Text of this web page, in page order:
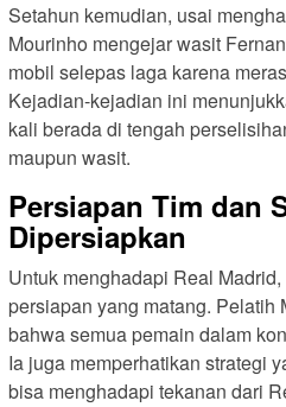
Setahun kemudian, usai
Mourinho mengejar wasit
mobil selepas laga karena
Kejadian-kejadian ini
kali berada di tengah
maupun wasit.
Persiapan Tim dan
Dipersiapkan
Untuk menghadapi Real
persiapan yang matang. Pelatih
bahwa semua pemain dalam
Ia juga memperhatikan strategi
bisa menghadapi tekanan dari